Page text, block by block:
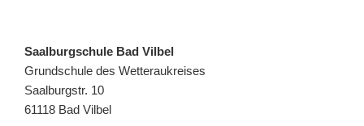
Saalburgschule Bad Vilbel
Grundschule des Wetteraukreises
Saalburgstr. 10
61118 Bad Vilbel